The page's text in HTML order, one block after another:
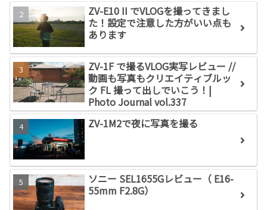
ZV-E10 II でVLOGを撮ってきまし
た！設定で注意した方がいい点も
あります
ZV-1F で撮るVLOG実写レビュー //
動画も写真もクリエイティブルッ
ク FL 撮って出しでいこう！|
Photo Journal vol.337
ZV-1M2で夜に写真を撮る
ソニー SEL1655Gレビュー（ E16-
55mm F2.8G）